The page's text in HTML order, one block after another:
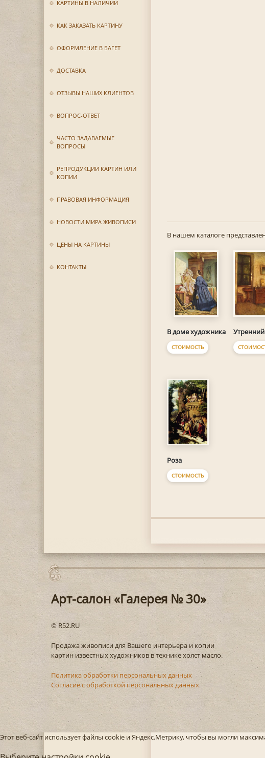
КАРТИНЫ В НАЛИЧИИ
КАК ЗАКАЗАТЬ КАРТИНУ
ОФОРМЛЕНИЕ В БАГЕТ
ДОСТАВКА
ОТЗЫВЫ НАШИХ КЛИЕНТОВ
ВОПРОС-ОТВЕТ
ЧАСТО ЗАДАВАЕМЫЕ
ВОПРОСЫ
РЕПРОДУКЦИИ КАРТИН ИЛИ
КОПИИ
ПРАВОВАЯ ИНФОРМАЦИЯ
НОВОСТИ МИРА ЖИВОПИСИ
ЦЕНЫ НА КАРТИНЫ
КОНТАКТЫ
В нашем каталоге
В доме художника
СТОИМОСТЬ
Роза
СТОИМОСТЬ
Арт-салон «Галерея № 30»
© R52.RU
Продажа живописи для Вашего интерьера и копии
картин известных художников в технике холст масло.
Политика обработки персональных данных
Согласие с обработкой персональных данных
Этот веб-сайт использует файлы cookie и Яндекс.Метрику, чтобы вы могли